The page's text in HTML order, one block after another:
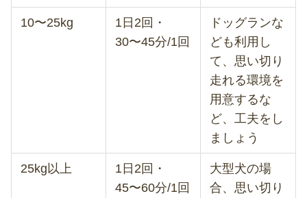
10〜25kg
1日2回・
30〜45分/1回
ドッグランな
ども利用し
て、思い切り
走れる環境を
用意するな
ど、工夫をし
ましょう
25kg以上
1日2回・
45〜60分/1回
大型犬の場
合、思い切り